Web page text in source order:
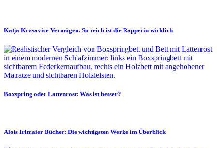
Katja Krasavice Vermögen: So reich ist die Rapperin wirklich
Boxspring oder Lattenrost: Was ist besser?
Alois Irlmaier Bücher: Die wichtigsten Werke im Überblick